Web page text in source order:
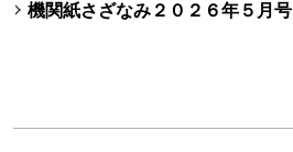
機関紙さざなみ２０２６年５月号